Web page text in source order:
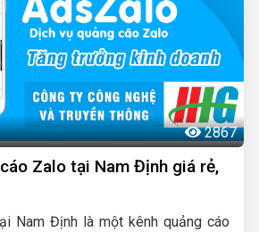
2867
Zalo tại Nam Định giá rẻ,
Nam Định là một kênh quảng cáo